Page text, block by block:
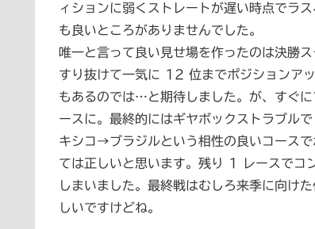
ィションに弱くストレートが遅い時点でラ
も良いところがありませんでした。
唯一と言って良い見せ場を作ったのは決勝
すり抜けて一気に 12 位までポジションア
もあるのでは…と期待しました。が、すぐ
ースに。最終的にはギヤボックストラブル
キシコ→ブラジルという相性の良いコース
ては正しいと思います。残り 1 レースでコ
しまいました。最終戦はむしろ来季に向け
しいですけどね。